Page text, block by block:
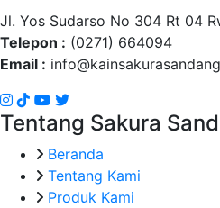
Jl. Yos Sudarso No 304 Rt 04
Telepon : (0271) 664094
Email :
Tentang Sakura
Beranda
Tentang Kami
Produk Kami